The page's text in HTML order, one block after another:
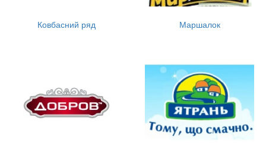
Ковбасний ряд Маршалок